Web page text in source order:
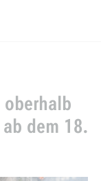
springen
melden
oberhalb
dem 18.